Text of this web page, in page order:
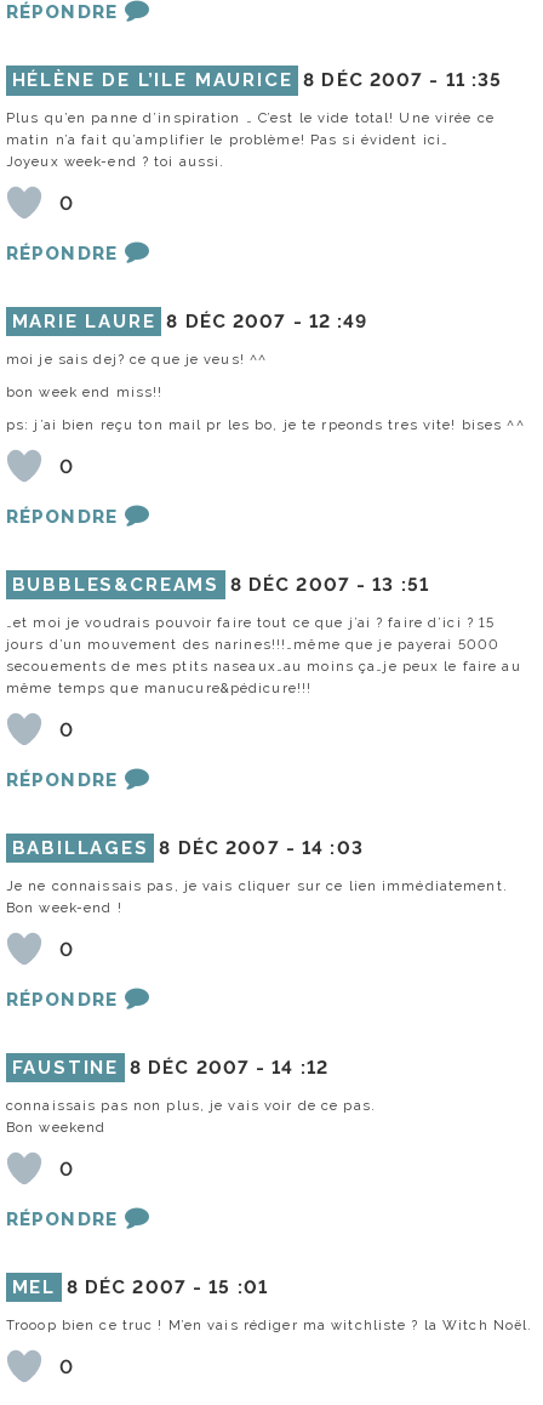
RÉPONDRE
HÉLÈNE DE L’ILE MAURICE 8 DÉC 2007 - 11 :35
Plus qu’en panne d’inspiration … C’est le vide total! Une virée ce
matin n’a fait qu’amplifier le problème! Pas si évident ici…
Joyeux week-end ? toi aussi.
0
RÉPONDRE
MARIE LAURE 8 DÉC 2007 - 12 :49
moi je sais dej? ce que je veus! ^^
bon week end miss!!
ps: j’ai bien reçu ton mail pr les bo, je te rpeonds tres vite! bises ^^
0
RÉPONDRE
BUBBLES&CREAMS 8 DÉC 2007 -13 :51
…et moi je voudrais pouvoir faire tout ce que j’ai ? faire d’ici ? 15
jours d’un mouvement des narines!!!…même que je payerai 5000
secouements de mes ptits naseaux…au moins ça…je peux le faire au
même temps que manucure&pédicure!!!
0
RÉPONDRE
BABILLAGES 8 DÉC 2007 -14 :03
Je ne connaissais pas, je vais cliquer sur ce lien immédiatement.
Bon week-end !
0
RÉPONDRE
FAUSTINE 8 DÉC 2007 -14 :12
connaissais pas non plus, je vais voir de ce pas.
Bon weekend
0
RÉPONDRE
MEL 8 DÉC 2007 -15 :01
Trooop bien ce truc ! M’en vais rédiger ma witchliste ? la Witch Noël.
0